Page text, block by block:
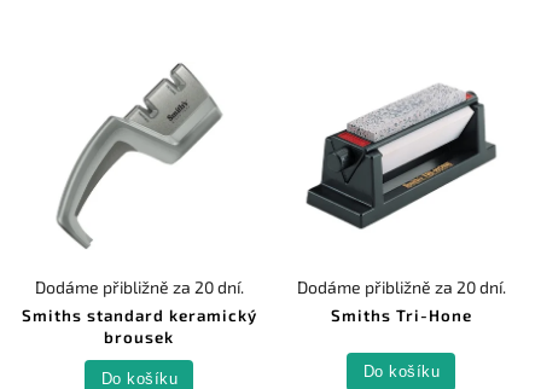
Smiths standard keramický
brousek
Dodáme přibližně za 20 dní.
Do košíku
Smiths Tri-Hone
Dodáme přibližně za 20 dní.
Do košíku